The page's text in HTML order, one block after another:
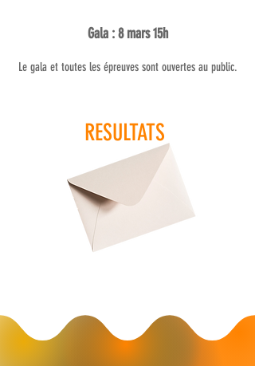
Gala : 8 mars 15h
Le gala et toutes les épreuves sont ouvertes au public.
RESULTATS